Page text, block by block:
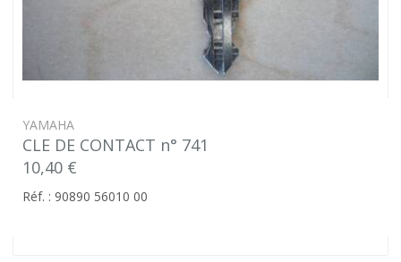
YAMAHA
CLE DE CONTACT n° 741
10,40 €
Réf. : 90890 56010 00